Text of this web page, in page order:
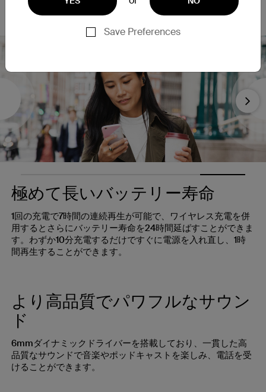
Save Preferences
て指先で行うことができます。
Next
極めて長いバッテリー寿命
1回の充電で7時間の連続再生が可能で、ワイヤレス充電を併
用するとさらにバッテリー寿命を24時間延ばすことができま
す。わずか10分充電するだけですぐに電源を入れ直し、1時
間再生することができます。
より高品質でパワフルなサウン
ド
6mmダイナミックドライバーを搭載しており、一貫した高
品質なサウンドで音楽やポッドキャストを楽しみ、電話を受
けることができます。